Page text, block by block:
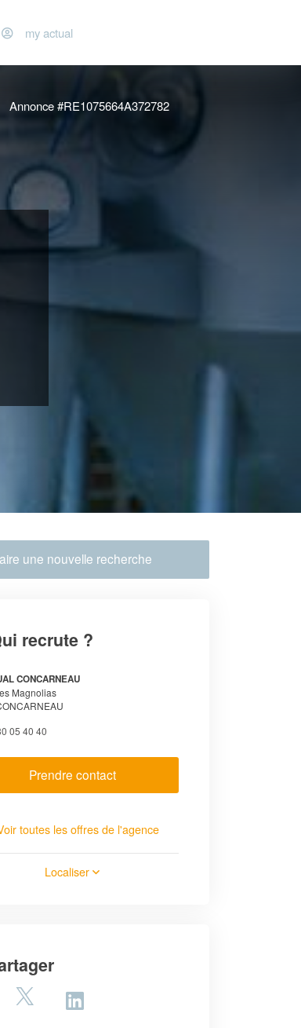
my actual
Annonce #RE1075664A372782
une nouvelle recherche
recrute ?
CONCARNEAU
Magnolias
05 40 40
Prendre contact
toutes les offres de l'agence
Localiser